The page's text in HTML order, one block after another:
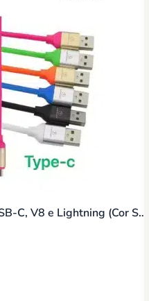
Cabo Colorido Celular 1m | USB-C, V8 e Lightning (Cor Sortida)